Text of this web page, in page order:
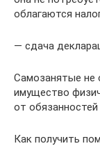
облагаются
— сдача
Самозанятые не
имущество
от обязанностей
Как получить